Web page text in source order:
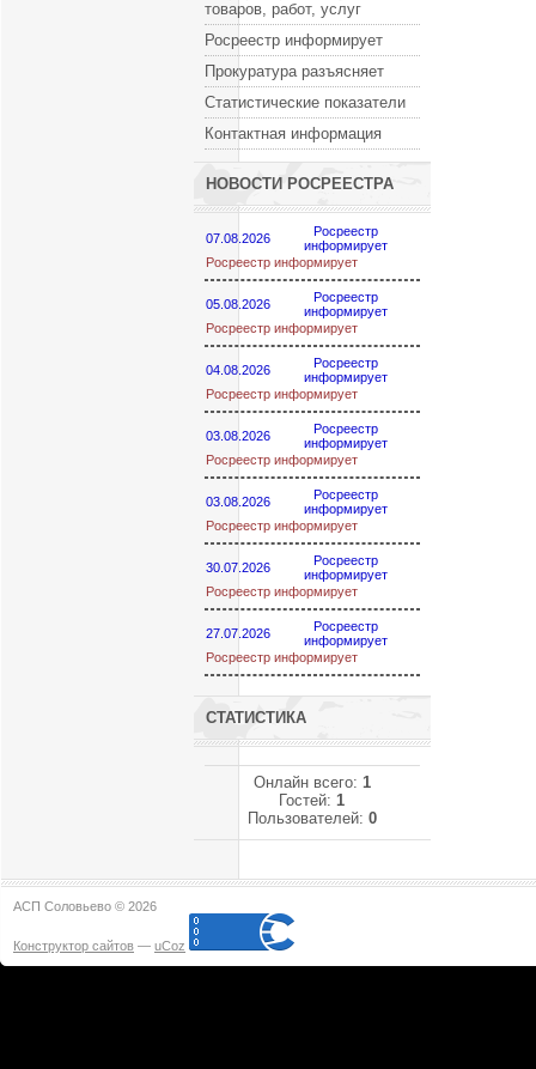
товаров, работ, услуг
Росреестр информирует
Прокуратура разъясняет
Статистические показатели
Контактная информация
НОВОСТИ РОСРЕЕСТРА
07.08.2026
Росреестр
информирует
Росреестр информирует
05.08.2026
Росреестр
информирует
Росреестр информирует
04.08.2026
Росреестр
информирует
Росреестр информирует
03.08.2026
Росреестр
информирует
Росреестр информирует
03.08.2026
Росреестр
информирует
Росреестр информирует
30.07.2026
Росреестр
информирует
Росреестр информирует
27.07.2026
Росреестр
информирует
Росреестр информирует
СТАТИСТИКА
Онлайн всего: 1
Гостей:1
Пользователей: 0
АСП Соловьево © 2026
Конструктор сайтов — uCoz